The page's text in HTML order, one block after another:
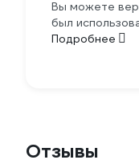
Вы можете
был
Подробнее
Отзывы